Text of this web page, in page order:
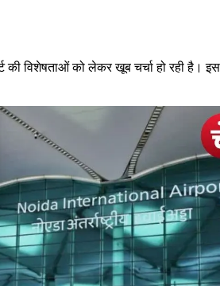
विशेषताओं को लेकर खूब चर्चा हो रही है।